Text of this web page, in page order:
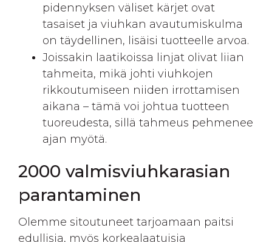
pidennyksen väliset kärjet ovat
tasaiset ja viuhkan avautumiskulma
on täydellinen, lisäisi tuotteelle arvoa.
Joissakin laatikoissa linjat olivat liian
tahmeita, mikä johti viuhkojen
rikkoutumiseen niiden irrottamisen
aikana – tämä voi johtua tuotteen
tuoreudesta, sillä tahmeus pehmenee
ajan myötä.
2000 valmisviuhkarasian
parantaminen
Olemme sitoutuneet tarjoamaan paitsi
edullisia, myös korkealaatuisia